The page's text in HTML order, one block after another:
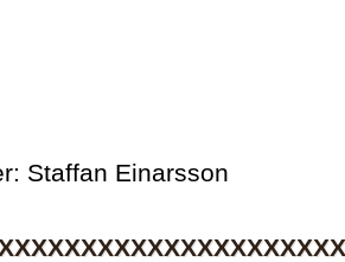
Staffan Einarsson